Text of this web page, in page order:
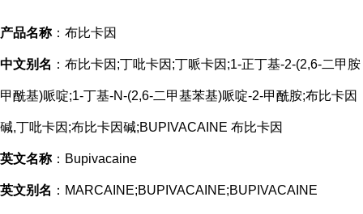
产品名称：布比卡因
中文别名 ：布比卡因;丁吡卡因;丁哌卡因;1-正丁基-2-(2,6-二甲胺
甲酰基)哌啶;1-丁基-N-(2,6-二甲基苯基)哌啶-2-甲酰胺;布比卡因
碱,丁吡卡因;布比卡因碱;BUPIVACAINE 布比卡因
英文名称：Bupivacaine
英文别名 ：MARCAINE;BUPIVACAINE;BUPIVACAINE